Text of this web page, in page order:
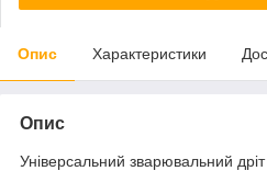
Опис Характеристики
Опис
Універсальний зварювальний дріт